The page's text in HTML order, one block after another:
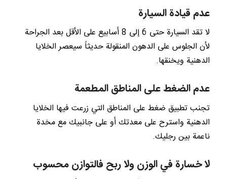
عدم قيادة السيارة
لا تقد السيارة حتى 6 إلى 8 أسابيع على الأقل بعد الجراحة
لأن الجلوس على الدهون المنقولة حديثاً سيعصر الخلايا
الدهنية ويخنقها.
عدم الضغط على المناطق المطعمة
تجنب تطبيق ضغط على المناطق التي زرعت فيها الخلايا
الدهنية واسترح على معدتك أو على جانبيك مع مخدة
ناعمة بين رجليك.
لا خسارة في الوزن ولا ربح فالتوازن محسوب